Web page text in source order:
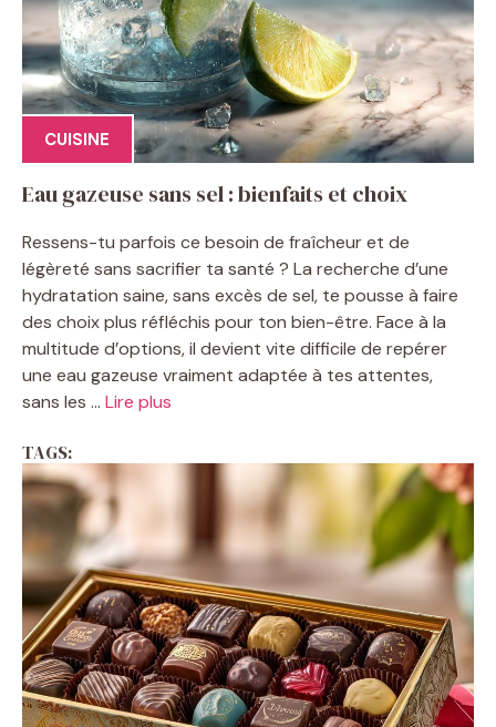
CUISINE
Eau gazeuse sans sel : bienfaits et choix
Ressens-tu parfois ce besoin de fraîcheur et de
légèreté sans sacrifier ta santé ? La recherche d’une
hydratation saine, sans excès de sel, te pousse à faire
des choix plus réfléchis pour ton bien-être. Face à la
multitude d’options, il devient vite difficile de repérer
une eau gazeuse vraiment adaptée à tes attentes,
sans les ... Lire plus
TAGS: